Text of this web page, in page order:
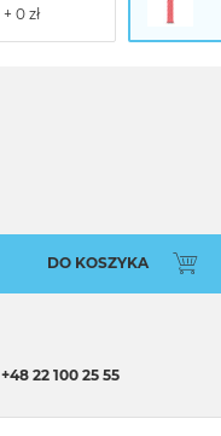
DO KOSZYKA
+48 22 100 25 55